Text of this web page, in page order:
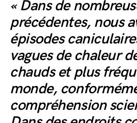
« Dans de
précédentes, nous
épisodes
vagues de chaleur
chauds et plus
monde,
compréhension